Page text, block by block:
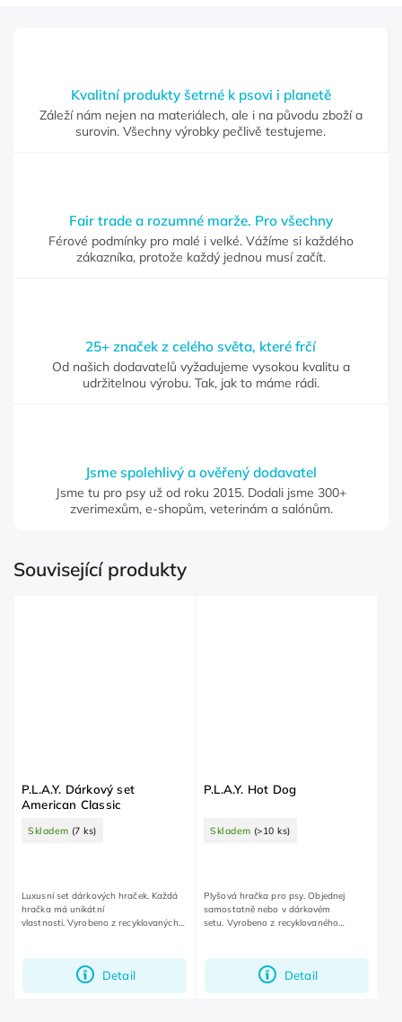
Kvalitní produkty šetrné k psovi i planetě
Záleží nám nejen na materiálech, ale i na původu zboží a
surovin. Všechny výrobky pečlivě testujeme.
Fair trade a rozumné marže. Pro všechny
Férové podmínky pro malé i velké. Vážíme si každého
zákazníka, protože každý jednou musí začít.
25+ značek z celého světa, které frčí
Od našich dodavatelů vyžadujeme vysokou kvalitu a
udržitelnou výrobu. Tak, jak to máme rádi.
Jsme spolehlivý a ověřený dodavatel
Jsme tu pro psy už od roku 2015. Dodali jsme 300+
zverimexům, e-shopům, veterinám a salónům.
Související produkty
P.L.A.Y. Dárkový set
American Classic
Skladem (7 ks)
Detail
Luxusní set dárkových hraček. Každá
hračka má unikátní
vlastnosti. Vyrobeno z recyklovaných
P.L.A.Y. Hot Dog
Skladem (>10 ks)
Detail
Plyšová hračka pro psy. Objednej
samostatně nebo v dárkovém
setu. Vyrobeno z recyklovaného